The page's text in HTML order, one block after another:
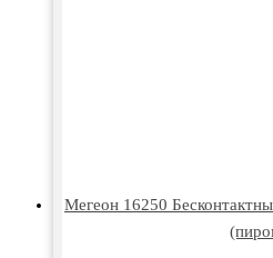
Мегеон 16250